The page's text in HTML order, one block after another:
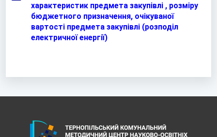
характеристик предмета закупівлі , розміру
бюджетного призначення, очікуваної
вартості предмета закупівлі (розподіл
електричної енергії)